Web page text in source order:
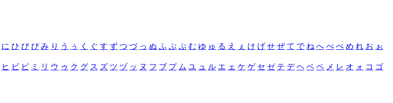
に ひ び ぴ み り う ぅ く ぐ す ず つ づ っ ぬ ふ ぶ ぷ む ゆ ゅ る え ぇ け げ せ ぜ て で ね へ べ ぺ め れ お ぉ
ヒ ビ ピ ミ リ ウ ゥ ク グ ス ズ ツ ヅ ッ ヌ フ ブ プ ム ユ ュ ル エ ェ ケ ゲ セ ゼ テ デ ヘ ベ ペ メ レ オ ォ コ ゴ